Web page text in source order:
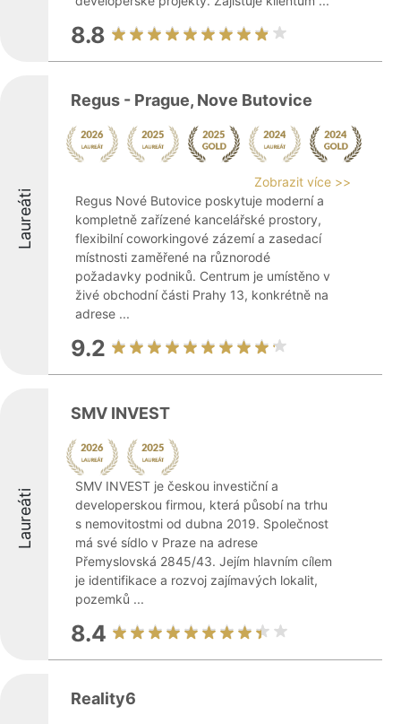
8.8
Laureáti
Regus - Prague, Nove Butovice
Zobrazit více >>
Regus Nové Butovice poskytuje moderní a
kompletně zařízené kancelářské prostory,
flexibilní coworkingové zázemí a zasedací
místnosti zaměřené na různorodé
požadavky podniků. Centrum je umístěno v
živé obchodní části Prahy 13, konkrétně na
adrese ...
9.2
Laureáti
SMV INVEST
SMV INVEST je českou investiční a
developerskou firmou, která působí na trhu
s nemovitostmi od dubna 2019. Společnost
má své sídlo v Praze na adrese
Přemyslovská 2845/43. Jejím hlavním cílem
je identifikace a rozvoj zajímavých lokalit,
pozemků ...
8.4
Reality6